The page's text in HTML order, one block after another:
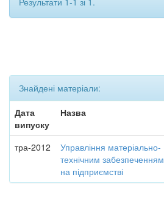
Знайдені матеріали:
Дата
випуску
Назва
тра-2012
Управління матеріально-
технічним забезпеченням
на підприємстві